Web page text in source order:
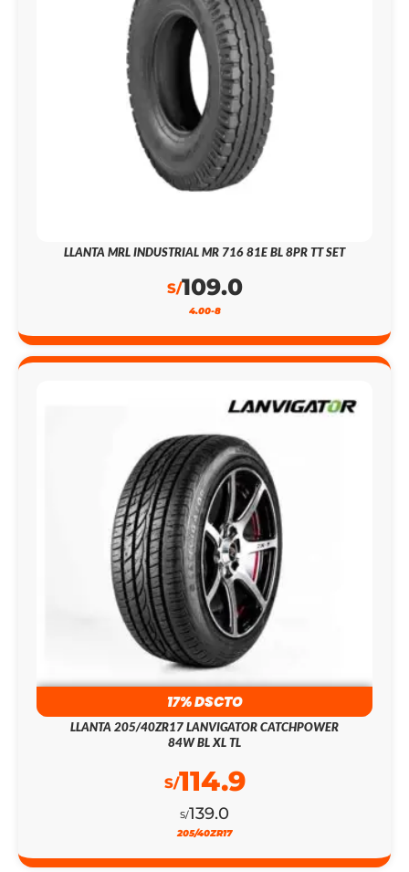
LLANTA MRL INDUSTRIAL MR 716 81E BL 8PR TT SET
S/109.0
4.00-8
17% DSCTO
LLANTA 205/40ZR17 LANVIGATOR CATCHPOWER
84W BL XL TL
S/139.0
S/114.9
205/40ZR17